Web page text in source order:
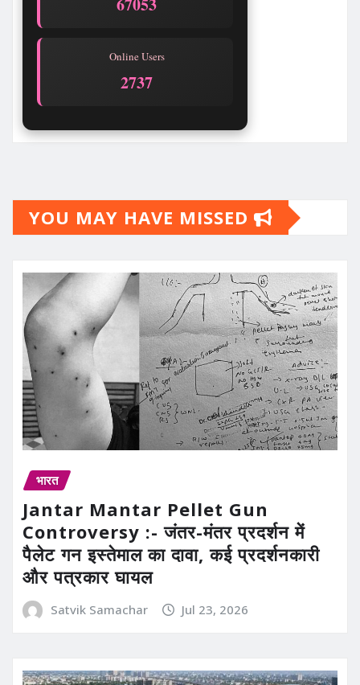
67053
Online Users
2740
YOU MAY HAVE MISSED
भारत
Jantar Mantar Pellet Gun
Controversy :- जंतर-मंतर प्रदर्शन में
पैलेट गन इस्तेमाल का दावा, कई प्रदर्शनकारी
और पत्रकार घायल
Satvik Samachar Jul 23, 2026